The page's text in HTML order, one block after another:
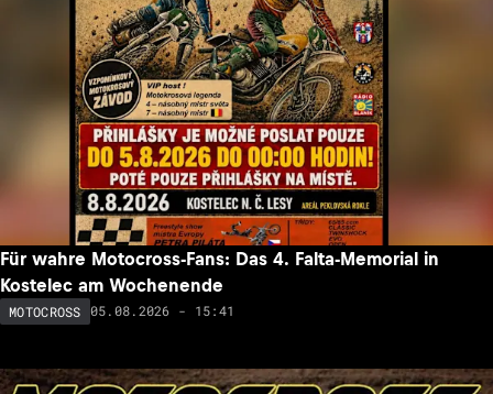
Für wahre Motocross-Fans: Das 4. Falta-Memorial in
Kostelec am Wochenende
MOTOCROSS 05.08.2026 - 15:41